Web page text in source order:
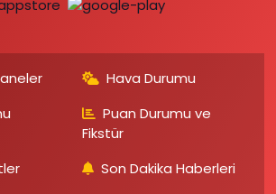
Hava Durumu
Puan Durumu ve
Fikstür
Son Dakika Haberleri